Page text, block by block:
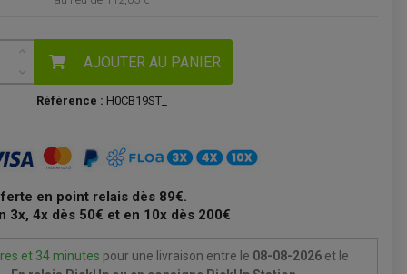
AJOUTER AU PANIER
Référence : H0CB19ST_
en point relais dès 89€.
3x, 4x dès 50€ et en 10x dès 200€
et 34 minutes pour une livraison entre le 08-08-2026 et le